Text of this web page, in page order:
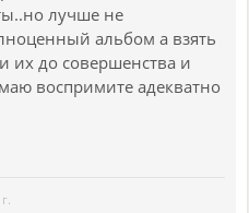
лучше не
альбом а взять
их до совершенства и
воспримите адекватно